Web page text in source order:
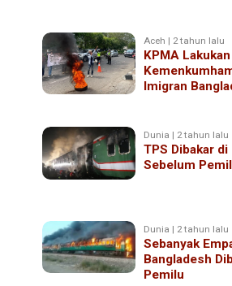
Aceh | 2 tahun lalu
KPMA
Imigran
Dunia | 2 tahun lalu
TPS Dibakar
Sebelum
Dunia | 2 tahun lalu
Sebanyak
Bangladesh
Pemilu